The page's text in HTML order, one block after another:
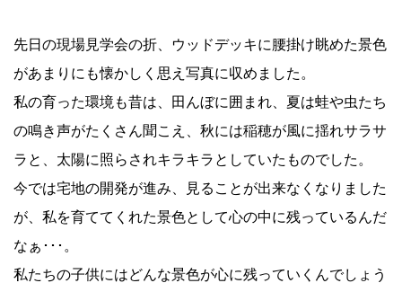
先日の現場見学会の折、ウッドデッキに腰掛け眺めた景色
があまりにも懐かしく思え写真に収めました。
私の育った環境も昔は、田んぼに囲まれ、夏は蛙や虫たち
の鳴き声がたくさん聞こえ、秋には稲穂が風に揺れサラサ
ラと、太陽に照らされキラキラとしていたものでした。
今では宅地の開発が進み、見ることが出来なくなりました
が、私を育ててくれた景色として心の中に残っているんだ
なぁ･･･。
私たちの子供にはどんな景色が心に残っていくんでしょう